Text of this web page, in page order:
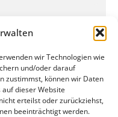
wir Technologien wie
und/oder darauf
zustimmst, können wir Daten
dieser Website
erteilst oder zurückziehst,
beeinträchtigt werden.
im Sommer:
– 07.08.2026
18 Uhr Samstag: